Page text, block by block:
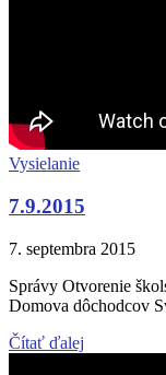
Vysielanie
7.9.2015
7. septembra 2015
Správy Otvorenie
Domova dôchodcov
Čítať ďalej